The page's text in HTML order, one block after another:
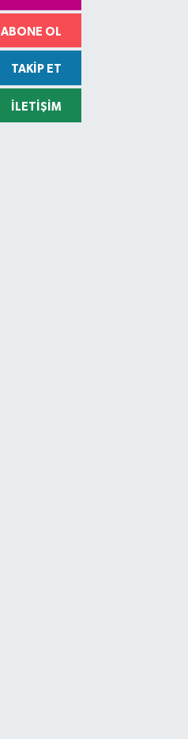
ABONE OL
TAKIP ET
İLETIŞIM